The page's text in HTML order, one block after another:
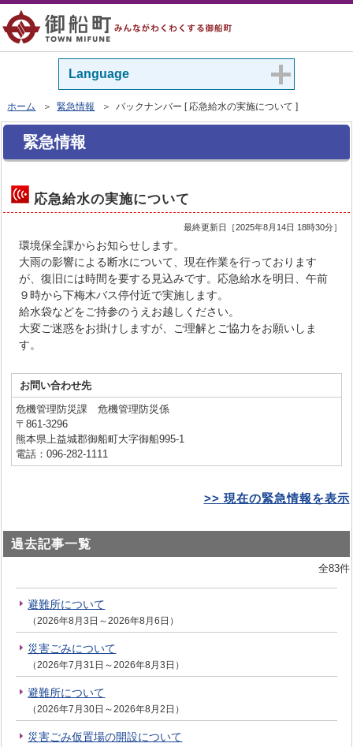
Language
ホーム ＞緊急情報 ＞ バックナンバー [ 応急給水の実施について ]
緊急情報
応急給水の実施について
最終更新日［2025年8月14日 18時30分］
環境保全課からお知らせします。
大雨の影響による断水について、現在作業を行っております
が、復旧には時間を要する見込みです。応急給水を明日、午前
９時から下梅木バス停付近で実施します。
給水袋などをご持参のうえお越しください。
大変ご迷惑をお掛けしますが、ご理解とご協力をお願いしま
す。
お問い合わせ先
危機管理防災課 危機管理防災係
〒861-3296
熊本県上益城郡御船町大字御船995-1
電話：096-282-1111
>> 現在の緊急情報を表示
過去記事一覧
全83件
避難所について
（2026年8月3日～2026年8月6日）
災害ごみについて
（2026年7月31日～2026年8月3日）
避難所について
（2026年7月30日～2026年8月2日）
災害ごみ仮置場の開設について